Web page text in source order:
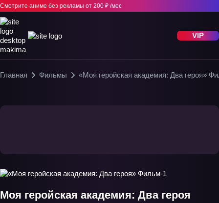
Смотрите аниме без рекламы от 200 ₽ /мес
VIP
Главная Фильмы «Моя геройская академия: Два героя»
Моя геройская академия: Два героя